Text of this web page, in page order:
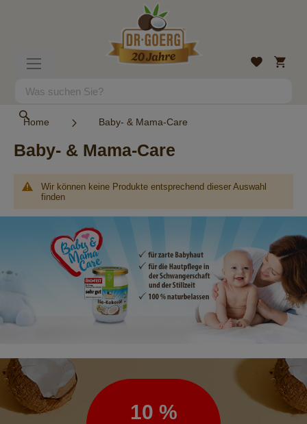
Suche
Wunschliste
Mein
Home Baby- & Mama-Care
Baby- & Mama-Care
Wir können keine Produkte entsprechend dieser Auswahl
finden
Newsletter
10 %